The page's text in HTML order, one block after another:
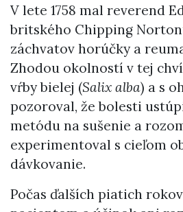
V lete 1758 mal reverend
britského Chipping
záchvatov horúčky a
Zhodou okolností v tej
vŕby bielej (Salix alba) a s
pozoroval, že bolesti
metódu na sušenie a
experimentoval s cieľom
dávkovanie.
Počas ďalších piatich